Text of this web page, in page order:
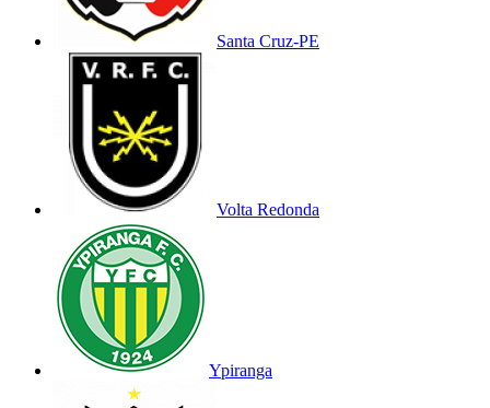
Santa Cruz-PE
Volta Redonda
Ypiranga